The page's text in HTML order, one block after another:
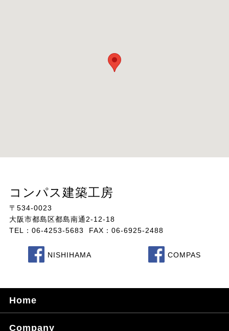
コンパス建築工房
〒534-0023
大阪市都島区都島南通2-12-18
TEL：06-4253-5683 FAX：06-6925-2488
NISHIHAMA COMPAS
Home
Company